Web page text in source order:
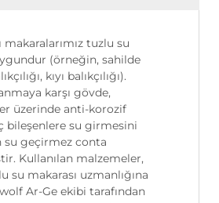
makaralarımız tuzlu su
(örneğin, sahilde
kıyı balıkçılığı).
karşı gövde,
üzerinde anti-korozif
bileşenlere su girmesini
geçirmez conta
Kullanılan malzemeler,
su makarası uzmanlığına
Ar-Ge ekibi tarafından